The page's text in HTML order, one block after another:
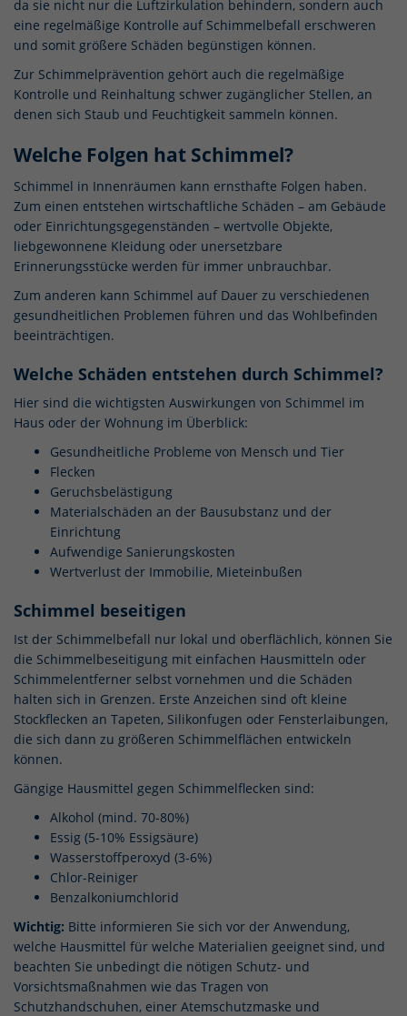
da sie nicht nur die Luftzirkulation behindern, sondern auch
eine regelmäßige Kontrolle auf Schimmelbefall erschweren
und somit größere Schäden begünstigen können.
Zur Schimmelprävention gehört auch die regelmäßige
Kontrolle und Reinhaltung schwer zugänglicher Stellen, an
denen sich Staub und Feuchtigkeit sammeln können.
Welche Folgen hat Schimmel?
Schimmel in Innenräumen kann ernsthafte Folgen haben.
Zum einen entstehen wirtschaftliche Schäden – am Gebäude
oder Einrichtungsgegenständen – wertvolle Objekte,
liebgewonnene Kleidung oder unersetzbare
Erinnerungsstücke werden für immer unbrauchbar.
Zum anderen kann Schimmel auf Dauer zu verschiedenen
gesundheitlichen Problemen führen und das Wohlbefinden
beeinträchtigen.
Welche Schäden entstehen durch Schimmel?
Hier sind die wichtigsten Auswirkungen von Schimmel im
Haus oder der Wohnung im Überblick:
Gesundheitliche Probleme von Mensch und Tier
Flecken
Geruchsbelästigung
Materialschäden an der Bausubstanz und der
Einrichtung
Aufwendige Sanierungskosten
Wertverlust der Immobilie, Mieteinbußen
Schimmel beseitigen
Ist der Schimmelbefall nur lokal und oberflächlich, können Sie
die Schimmelbeseitigung mit einfachen Hausmitteln oder
Schimmelentferner selbst vornehmen und die Schäden
halten sich in Grenzen. Erste Anzeichen sind oft kleine
Stockflecken an Tapeten, Silikonfugen oder Fensterlaibungen,
die sich dann zu größeren Schimmelflächen entwickeln
können.
Gängige Hausmittel gegen Schimmelflecken sind:
Alkohol (mind. 70-80%)
Essig (5-10% Essigsäure)
Wasserstoffperoxyd (3-6%)
Chlor-Reiniger
Benzalkoniumchlorid
Wichtig: Bitte informieren Sie sich vor der Anwendung,
welche Hausmittel für welche Materialien geeignet sind, und
beachten Sie unbedingt die nötigen Schutz- und
Vorsichtsmaßnahmen wie das Tragen von
Schutzhandschuhen, einer Atemschutzmaske und